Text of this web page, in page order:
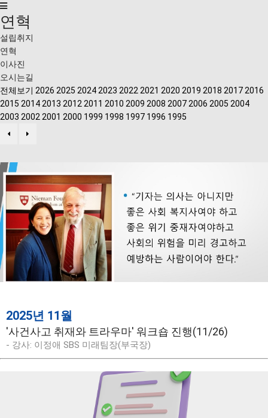
연혁
설립취지
연혁
이사진
오시는길
전체보기 2026 2025 2024 2023 2022 2021 2020 2019 2018 2017 2016
2015 2014 2013 2012 2011 2010 2009 2008 2007 2006 2005 2004
2003 2002 2001 2000 1999 1998 1997 1996 1995
2025년 11월
'사건사고 취재와 트라우마' 워크숍 진행(11/26)
- 강사: 이정애 SBS 미래팀장(부국장)